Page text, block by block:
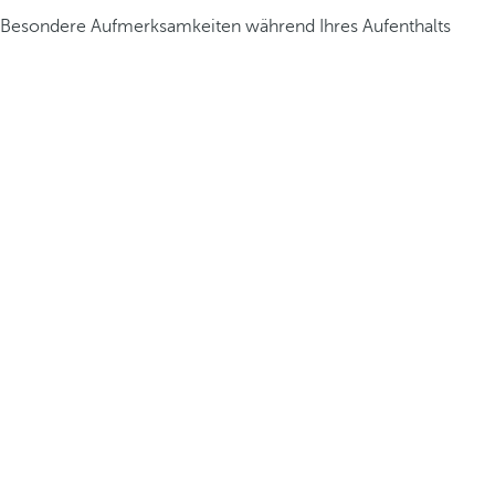
Besondere Aufmerksamkeiten während Ihres Aufenthalts